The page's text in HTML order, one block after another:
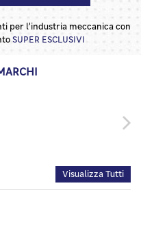
per l'industria meccanica con
SUPER ESCLUSIVI
Visualizza Tutti